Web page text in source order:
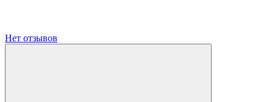
Нет отзывов